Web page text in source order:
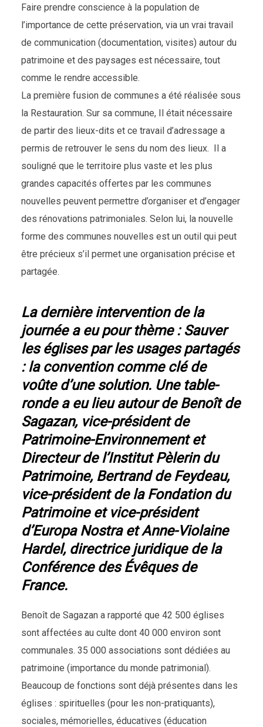
Faire prendre conscience à la population de
l’importance de cette préservation, via un vrai travail
de communication (documentation, visites) autour du
patrimoine et des paysages est nécessaire, tout
comme le rendre accessible.
La première fusion de communes a été réalisée sous
la Restauration. Sur sa commune, Il était nécessaire
de partir des lieux-dits et ce travail d’adressage a
permis de retrouver le sens du nom des lieux. Il a
souligné que le territoire plus vaste et les plus
grandes capacités offertes par les communes
nouvelles peuvent permettre d’organiser et d’engager
des rénovations patrimoniales. Selon lui, la nouvelle
forme des communes nouvelles est un outil qui peut
être précieux s’il permet une organisation précise et
partagée.
La dernière intervention de la
journée a eu pour thème : Sauver
les églises par les usages partagés
: la convention comme clé de
voûte d’une solution. Une table-
ronde a eu lieu autour de Benoît de
Sagazan, vice-président de
Patrimoine-Environnement et
Directeur de l’Institut Pèlerin du
Patrimoine, Bertrand de Feydeau,
vice-président de la Fondation du
Patrimoine et vice-président
d’Europa Nostra et Anne-Violaine
Hardel, directrice juridique de la
Conférence des Évêques de
France.
Benoît de Sagazan a rapporté que 42 500 églises
sont affectées au culte dont 40 000 environ sont
communales. 35 000 associations sont dédiées au
patrimoine (importance du monde patrimonial).
Beaucoup de fonctions sont déjà présentes dans les
églises : spirituelles (pour les non-pratiquants),
sociales, mémorielles, éducatives (éducation